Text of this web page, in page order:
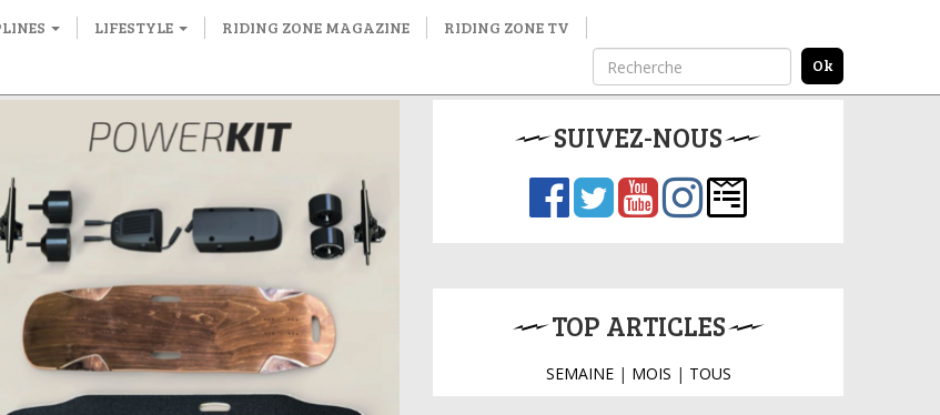
LIFESTYLE RIDING ZONE MAGAZINE RIDING ZONE TV
SUIVEZ-NOUS
TOP ARTICLES
SEMAINE| MOIS | TOUS